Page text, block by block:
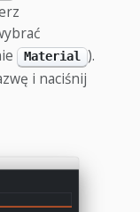
Material ).
i naciśnij